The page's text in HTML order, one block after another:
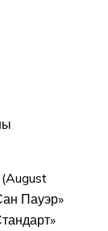
Пауэр»